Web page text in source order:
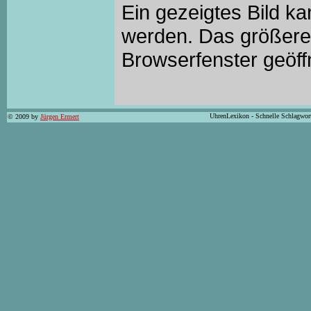
Ein gezeigtes Bild
werden. Das
Browserfenster
© 2009 by Jürgen Ermert UhrenLexikon - Schnelle